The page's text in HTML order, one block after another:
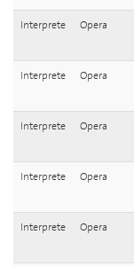
Interprete Opera
Interprete Opera
Interprete Opera
Interprete Opera
Interprete Opera